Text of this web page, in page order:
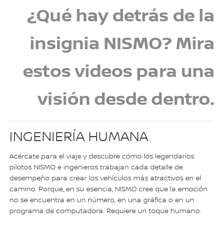
¿Qué hay detrás de la
insignia NISMO? Mira
estos videos para una
visión desde dentro.
INGENIERÍA HUMANA
Acércate para el viaje y descubre cómo los legendarios
pilotos NISMO e ingenieros trabajan cada detalle de
desempeño para crear los vehículos más atractivos en el
camino. Porque, en su esencia, NISMO cree que la emoción
no se encuentra en un número, en una gráfica o en un
programa de computadora. Requiere un toque humano.